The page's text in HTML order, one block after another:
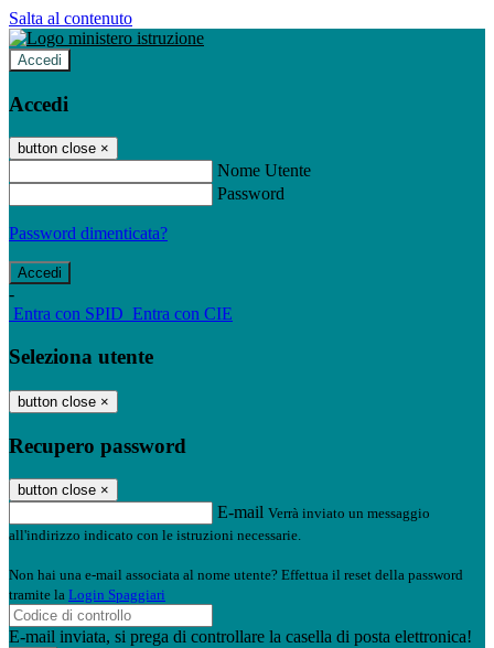
Salta al contenuto
Accedi
Accedi
button close ×
Nome Utente
Password
Password dimenticata?
-
Entra con SPID Entra con CIE
Seleziona utente
button close ×
Recupero password
button close ×
E-mail Verrà inviato un messaggio
all'indirizzo indicato con le istruzioni necessarie.
Non hai una e-mail associata al nome utente? Effettua il reset della password
tramite la Login Spaggiari
E-mail inviata, si prega di controllare la casella di posta elettronica!